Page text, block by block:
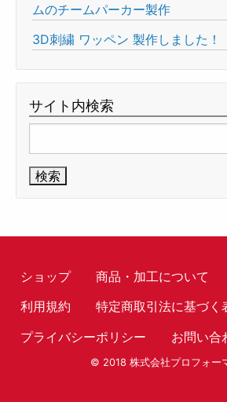
ムのチームパーカー製作
3D刺繍 ワッペン 製作しました！
サイト内検索
索:
ショップ 商品・加工について
利用規約
特定商取引法に基づく
プライバシーポリシー
お問い合
© 2018 株式会社プロフォー